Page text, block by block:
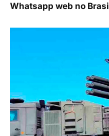
Whatsapp web no